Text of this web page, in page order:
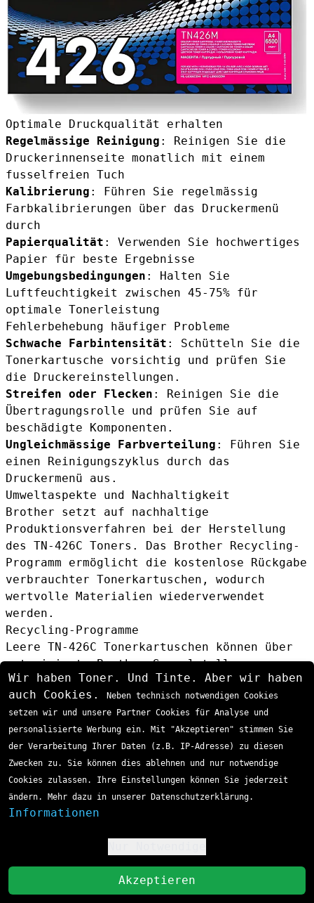
Optimale Druckqualität erhalten
Regelmässige Reinigung : Reinigen Sie die
Druckerinnenseite monatlich mit einem
fusselfreien Tuch
Kalibrierung : Führen Sie regelmässig
Farbkalibrierungen über das Druckermenü
durch
Papierqualität : Verwenden Sie hochwertiges
Papier für beste Ergebnisse
Umgebungsbedingungen : Halten Sie
Luftfeuchtigkeit zwischen 45-75% für
optimale Tonerleistung
Fehlerbehebung häufiger Probleme
Schwache Farbintensität : Schütteln Sie die
Tonerkartusche vorsichtig und prüfen Sie
die Druckereinstellungen.
Streifen oder Flecken : Reinigen Sie die
Übertragungsrolle und prüfen Sie auf
beschädigte Komponenten.
Ungleichmässige Farbverteilung : Führen Sie
einen Reinigungszyklus durch das
Druckermenü aus.
Umweltaspekte und Nachhaltigkeit
Brother setzt auf nachhaltige
Produktionsverfahren bei der Herstellung
des TN-426C Toners. Das Brother Recycling-
Programm ermöglicht die kostenlose Rückgabe
verbrauchter Tonerkartuschen, wodurch
wertvolle Materialien wiederverwendet
werden.
Recycling-Programme
Leere TN-426C Tonerkartuschen können über
autorisierte Brother-Sammelstellen
zurückgegeben werden. Dies trägt zur
Reduzierung von Elektronikschrott bei und
unterstützt die Kreislaufwirtschaft.
Wirtschaftlichkeit und Kostenanalyse
Wir haben Toner. Und Tinte. Aber wir haben
auch Cookies.
Neben technisch notwendigen Cookies
setzen wir und unsere Partner Cookies für Analyse und
personalisierte Werbung ein. Mit "Akzeptieren" stimmen Sie
der Verarbeitung Ihrer Daten (z.B. IP-Adresse) zu diesen
Zwecken zu. Sie können dies ablehnen und nur notwendige
Cookies zulassen. Ihre Einstellungen können Sie jederzeit
ändern. Mehr dazu in unserer Datenschutzerklärung.
Informationen
Akzeptieren